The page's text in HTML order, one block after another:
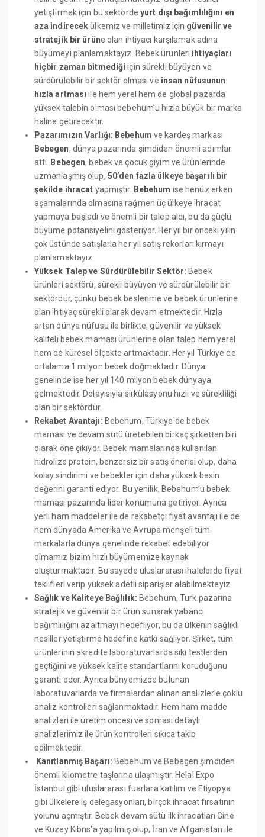
yetiştirmek için bu sektörde yurt dışı bağımlılığını en
aza indirecekülkemiz ve milletimiz için güvenilir ve
stratejik bir ürüne olan ihtiyacı karşılamak adına
büyümeyi planlamaktayız. Bebek ürünleri ihtiyaçları
hiçbir zaman bitmediğiiçin sürekli büyüyen ve
sürdürülebilir bir sektör olması ve insan nüfusunun
hızla artması ile hem yerel hem de global pazarda
yüksek talebin olması bebehum'u hızla büyük bir marka
haline getirecektir.
Pazarımızın Varlığı: Bebehum ve kardeş markası
Bebegen, dünya pazarında şimdiden önemli adımlar
attı.
Bebegen, bebek ve çocuk giyim ve ürünlerinde
uzmanlaşmış olup, 50’den fazla ülkeye başarılı bir
şekilde ihracat yapmıştır. Bebehum ise henüz erken
aşamalarında olmasına rağmen üç ülkeye ihracat
yapmaya başladı ve önemli bir talep aldı, bu da güçlü
büyüme potansiyelini gösteriyor. Her yıl bir önceki yılın
çok üstünde satışlarla her yıl satış rekorları kırmayı
planlamaktayız.
Yüksek Talep ve Sürdürülebilir Sektör: Bebek
ürünleri sektörü, sürekli büyüyen ve sürdürülebilir bir
sektördür, çünkü bebek beslenme ve bebek ürünlerine
olan ihtiyaç sürekli olarak devam etmektedir. Hızla
artan dünya nüfusu ile birlikte, güvenilir ve yüksek
kaliteli bebek maması ürünlerine olan talep hem yerel
hem de küresel ölçekte artmaktadır. Her yıl Türkiye'de
ortalama 1 milyon bebek doğmaktadır. Dünya
genelinde ise her yıl 140 milyon bebek dünyaya
gelmektedir. Dolayısıyla sirkülasyonu hızlı ve sürekliliği
olan bir sektördür.
Rekabet Avantajı: Bebehum, Türkiye'de bebek
maması ve devam sütü üretebilen birkaç şirketten biri
olarak öne çıkıyor. Bebek mamalarında kullanılan
hidrolize protein, benzersiz bir satış önerisi olup, daha
kolay sindirimi ve bebekler için daha yüksek besin
değerini garanti ediyor. Bu yenilik, Bebehum’u bebek
maması pazarında lider konumuna getiriyor. Ayrıca
yerli ham maddeler ile de rekabetçi fiyat avantajı ile de
hem dünyada Amerika ve Avrupa menşeli tüm
markalarla dünya genelinde rekabet edebiliyor
olmamız bizim hızlı büyümemize kaynak
oluşturmaktadır. Bu sayede uluslararası ihalelerde fiyat
teklifleri verip yüksek adetli siparişler alabilmekteyiz.
Sağlık ve Kaliteye Bağlılık: Bebehum, Türk pazarına
stratejik ve güvenilir bir ürün sunarak yabancı
bağımlılığını azaltmayı hedefliyor, bu da ülkenin sağlıklı
nesiller yetiştirme hedefine katkı sağlıyor. Şirket, tüm
ürünlerinin akredite laboratuvarlarda sıkı testlerden
geçtiğini ve yüksek kalite standartlarını koruduğunu
garanti eder. Ayrıca bünyemizde bulunan
laboratuvarlarda ve firmalardan alınan analizlerle çoklu
analiz kontrolleri sağlanmaktadır. Hem ham madde
analizleri ile üretim öncesi ve sonrası detaylı
analizlerimiz ile ürün kontrolleri sıkıca takip
edilmektedir.
Kanıtlanmış Başarı: Bebehum ve Bebegen şimdiden
önemli kilometre taşlarına ulaşmıştır. Helal Expo
İstanbul gibi uluslararası fuarlara katılım ve Etiyopya
gibi ülkelere iş delegasyonları, birçok ihracat fırsatının
yolunu açmıştır. Bebek devam sütü ilk ihracatları Gine
ve Kuzey Kıbrıs’a yapılmış olup, İran ve Afganistan ile